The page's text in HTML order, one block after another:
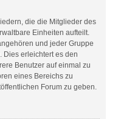
die die Mitglieder des
Einheiten aufteilt.
und jeder Gruppe
Dies erleichtert es den
Benutzer auf einmal zu
eines Bereichs zu
Forum zu geben.